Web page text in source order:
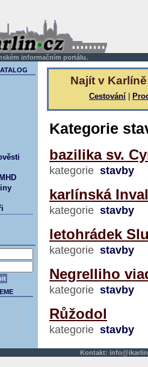
informačním portálu.
Najít v
Cestování
Kategorie
bazilika sv.
kategorie stavby
karlínská
kategorie stavby
letohrádek
kategorie stavby
Negrelliho
kategorie stavby
Růžodol
kategorie stavby
ATALOG
Kontakt: